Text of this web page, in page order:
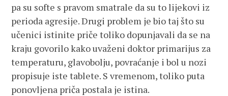
pa su softe s pravom smatrale da su to lijekovi iz
perioda agresije. Drugi problem je bio taj što su
učenici istinite priče toliko dopunjavali da se na
kraju govorilo kako uvaženi doktor primarijus za
temperaturu, glavobolju, povraćanje i bol u nozi
propisuje iste tablete. S vremenom, toliko puta
ponovljena priča postala je istina.